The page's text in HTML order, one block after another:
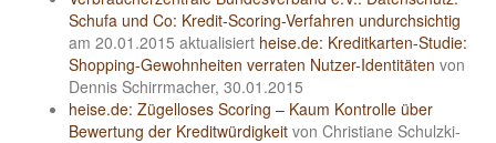
Schufa und Co: Kredit-Scoring-Verfahren undurchsichtig
am 20.01.2015 aktualisiert heise.de: Kreditkarten-Studie:
Shopping-Gewohnheiten verraten Nutzer-Identitäten von
Dennis Schirrmacher, 30.01.2015
heise.de: Zügelloses Scoring – Kaum Kontrolle über
Bewertung der Kreditwürdigkeit von Christiane Schulzki-